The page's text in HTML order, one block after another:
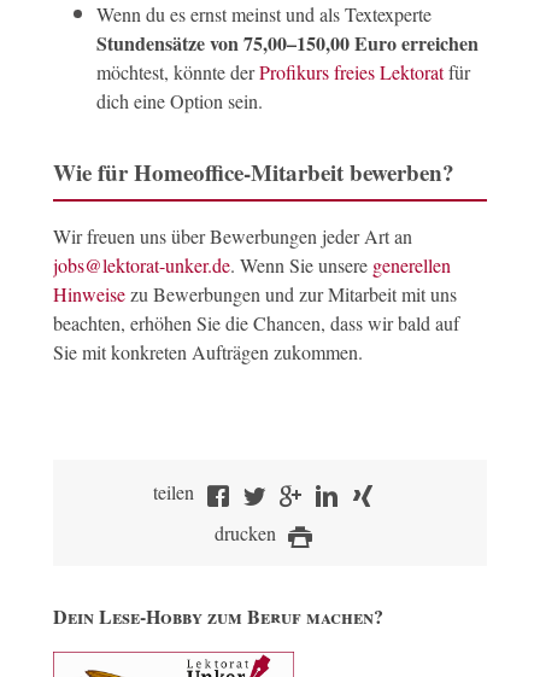
Wenn du es ernst meinst und als Textexperte
Stundensätze von 75,00–150,00 Euro erreichen
möchtest, könnte derProfikurs freies Lektoratfür
dich eine Option sein.
Wie für Homeoffice-Mitarbeit bewerben?
Wir freuen uns über Bewerbungen jeder Art an
jobs@lektorat-unker.de. Wenn Sie unsere generellen
Hinweisezu Bewerbungen und zur Mitarbeit mit uns
beachten, erhöhen Sie die Chancen, dass wir bald auf
Sie mit konkreten Aufträgen zukommen.
teilen
drucken
Dein Lese-Hobby zum Beruf machen?